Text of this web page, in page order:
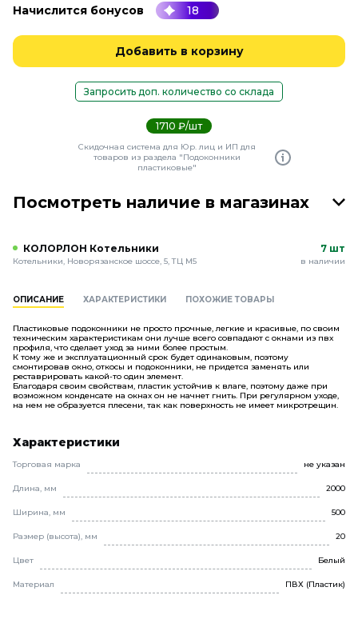
Начислится бонусов 18
Добавить в корзину
Запросить доп. количество со склада
1710 ₽/шт
Скидочная система для Юр. лиц и ИП для
товаров из раздела "Подоконники
пластиковые"
Посмотреть наличие в магазинах
КОЛОРЛОН Котельники
Котельники, Новорязанское шоссе, 5, ТЦ М5
7 шт
в наличии
ОПИСАНИЕ ХАРАКТЕРИСТИКИ ПОХОЖИЕ ТОВАРЫ
Пластиковые подоконники не просто прочные, легкие и красивые, по своим
техническим характеристикам они лучше всего совпадают с окнами из пвх
профиля, что сделает уход за ними более простым.
К тому же и эксплуатационный срок будет одинаковым, поэтому
смонтировав окно, откосы и подоконники, не придется заменять или
реставрировать какой-то один элемент.
Благодаря своим свойствам, пластик устойчив к влаге, поэтому даже при
возможном конденсате на окнах он не начнет гнить. При регулярном уходе,
на нем не образуется плесени, так как поверхность не имеет микротрещин.
Характеристики
Торговая марка не указан
Длина, мм 2000
Ширина, мм 500
Размер (высота), мм 20
Цвет Белый
Материал ПВХ (Пластик)